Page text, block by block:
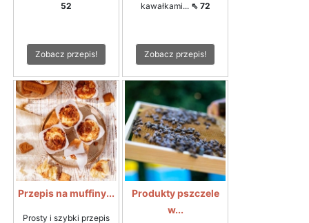
52
Zobacz przepis!
kawałkami... ⇖ 72
Zobacz przepis!
Przepis na muffiny...
Prosty i szybki przepis
Produkty pszczele
w...